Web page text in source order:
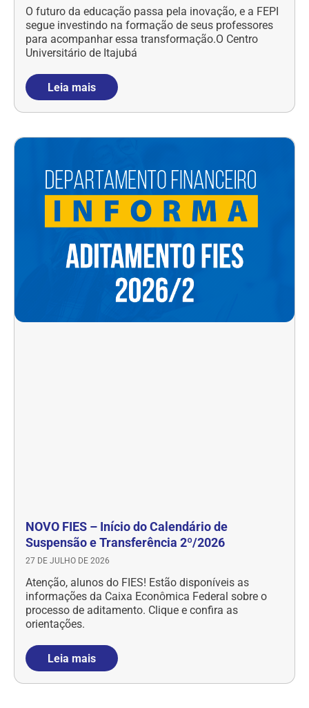
O futuro da educação passa pela inovação, e a FEPI
segue investindo na formação de seus professores
para acompanhar essa transformação.O Centro
Universitário de Itajubá
Leia mais
NOVO FIES – Início do Calendário de
Suspensão e Transferência 2º/2026
27 DE JULHO DE 2026
Atenção, alunos do FIES! Estão disponíveis as
informações da Caixa Econômica Federal sobre o
processo de aditamento. Clique e confira as
orientações.
Leia mais